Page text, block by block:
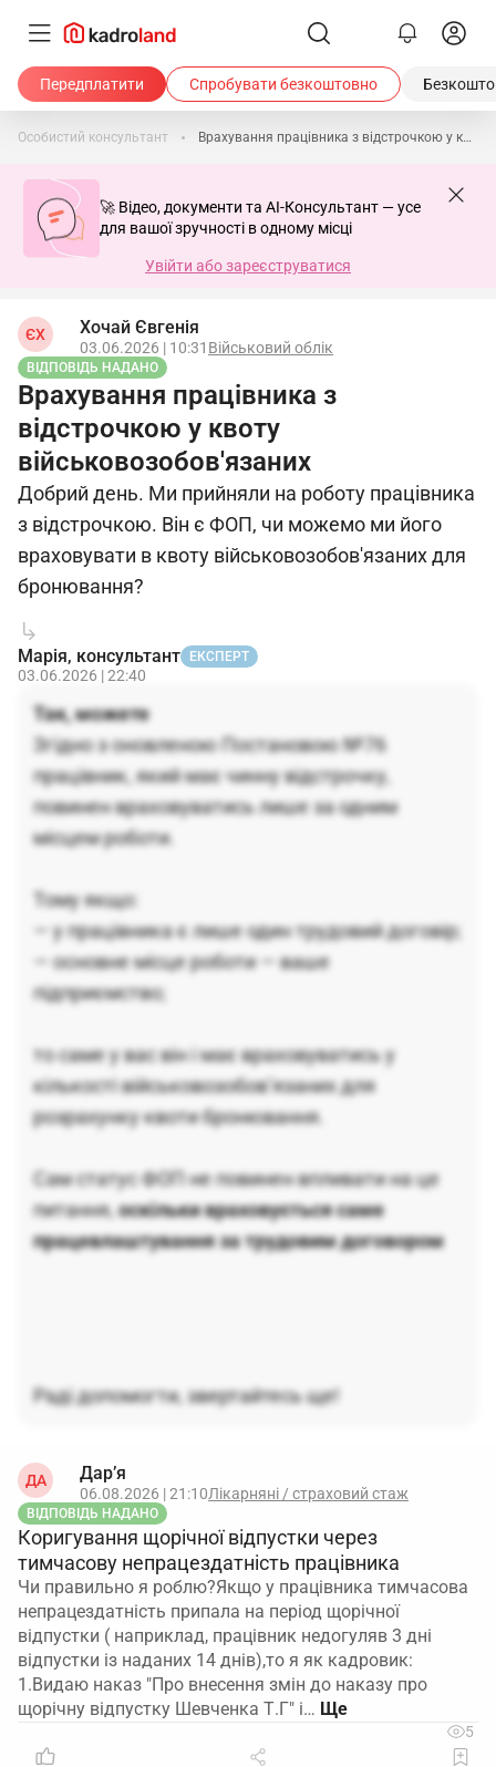
Передплатити Спробувати безкоштовно
Особистий консультант Врахування працівника з відстрочкою у квоту військовозобов'язаних
🚀 Відео, документи та AI-Консультант — усе
для вашої зручності в одному місці
Увійти або зареєструватися
ЄХ Хочай Євгенія
03.06.2026 | 10:31 Військовий облік
ВІДПОВІДЬ НАДАНО
Врахування працівника з
відстрочкою у квоту
військовозобов'язаних
Добрий день. Ми прийняли на роботу працівника
з відстрочкою. Він є ФОП, чи можемо ми його
враховувати в квоту військовозобов'язаних для
бронювання?
Марія, консультант ЕКСПЕРТ
03.06.2026 | 22:40
Так, можете
Згідно з оновленою Постановою №76
працівник, який має чинну відстрочку,
повинен враховуватись лише за одним
місцем роботи.
Тому якщо:
— у працівника є лише один трудовий договір;
— основне місце роботи — ваше
підприємство;
то саме у вас він і має враховуватись у
кількості військовозобов’язаних для
розрахунку квоти бронювання.
Сам статус ФОП не повинен впливати на це
питання,оскільки враховується саме
працевлаштування за трудовим договором
Раді допомогти, звертайтесь ще!
ДА Дар’я
06.08.2026 | 21:10Лікарняні / страховий стаж
ВІДПОВІДЬ НАДАНО
Коригування щорічної відпустки через
тимчасову непрацездатність працівника
Чи правильно я роблю?Якщо у працівника тимчасова
непрацездатність припала на період щорічної
відпустки ( наприклад, працівник недогуляв 3 дні
відпустки із наданих 14 днів),то я як кадровик:
1.Видаю наказ "Про внесення змін до наказу про
щорічну відпустку Шевченка Т.Г" і…
5